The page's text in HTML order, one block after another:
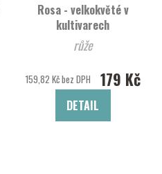
Rosa - velkokvěté v
kultivarech
růže
159,82 Kč bez DPH 179 Kč
DETAIL